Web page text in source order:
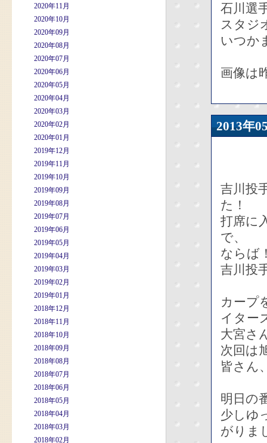
2020年11月
2020年10月
2020年09月
2020年08月
2020年07月
2020年06月
2020年05月
2020年04月
2020年03月
2020年02月
2020年01月
2019年12月
2019年11月
2019年10月
2019年09月
2019年08月
2019年07月
2019年06月
2019年05月
2019年04月
2019年03月
2019年02月
2019年01月
2018年12月
2018年11月
2018年10月
2018年09月
2018年08月
2018年07月
2018年06月
2018年05月
2018年04月
2018年03月
2018年02月
石川選
スタジ
いつか
画像は
2013年
吉川投
た！
打席に
で、
ならば
吉川投
カープ
イター
大宮さ
次回は
皆さん
明日の
少しゆ
がりま